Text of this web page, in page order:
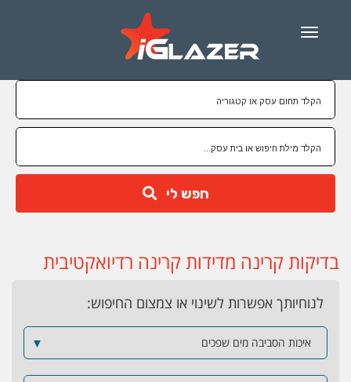
Menu
חפש לי
בדיקות קרינה מדידות קרינה רדיואקטיבית
לנוחיותך אפשרות לשינוי או צמצום החיפוש:
איכות הסביבה מים שפכים ▼